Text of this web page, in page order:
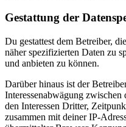
Gestattung der
Du gestattest dem Betreiber,
näher spezifizierten Daten zu
und anbieten zu können.
Darüber hinaus ist der
Interessenabwägung zwischen
den Interessen Dritter,
zusammen mit deiner IP-